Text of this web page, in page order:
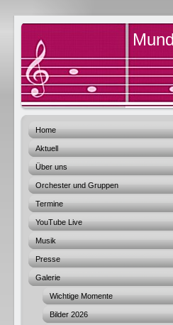
Home
Aktuell
Über uns
Orchester und Gruppen
Termine
YouTube Live
Musik
Presse
Galerie
Wichtige Momente
Bilder 2026